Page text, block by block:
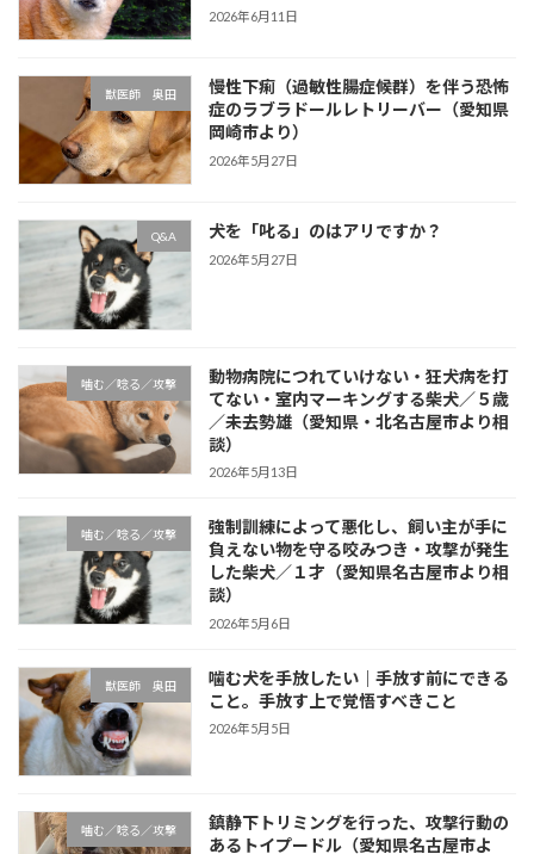
2026年6月11日
獣医師 奥田
慢性下痢（過敏性腸症候群）を伴う恐怖
症のラブラドールレトリーバー（愛知県
岡崎市より）
2026年5月27日
Q&A 犬を「叱る」のはアリですか？
2026年5月27日
噛む／唸る／攻撃
動物病院につれていけない・狂犬病を打
てない・室内マーキングする柴犬／５歳
／未去勢雄（愛知県・北名古屋市より相
談）
2026年5月13日
噛む／唸る／攻撃
強制訓練によって悪化し、飼い主が手に
負えない物を守る咬みつき・攻撃が発生
した柴犬／１才（愛知県名古屋市より相
談）
2026年5月6日
獣医師 奥田
噛む犬を手放したい｜手放す前にできる
こと。手放す上で覚悟すべきこと
2026年5月5日
噛む／唸る／攻撃
鎮静下トリミングを行った、攻撃行動の
あるトイプードル（愛知県名古屋市よ